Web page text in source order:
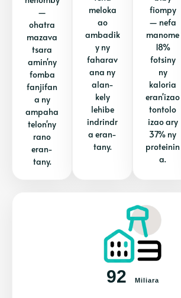
—
ohatra
mazava
tsara
amin'ny
fomba
fanjifan
a ny
ampaha
telon'ny
rano
eran-
tany.
meloka
ao
ambadik
y ny
faharav
ana ny
alan-
kely
lehibe
indrindr
a eran-
tany.
fiompy
— nefa
manome
18%
fotsiny
ny
kaloria
eran'izao
tontolo
izao ary
37% ny
proteinin
a.
92 Miliara